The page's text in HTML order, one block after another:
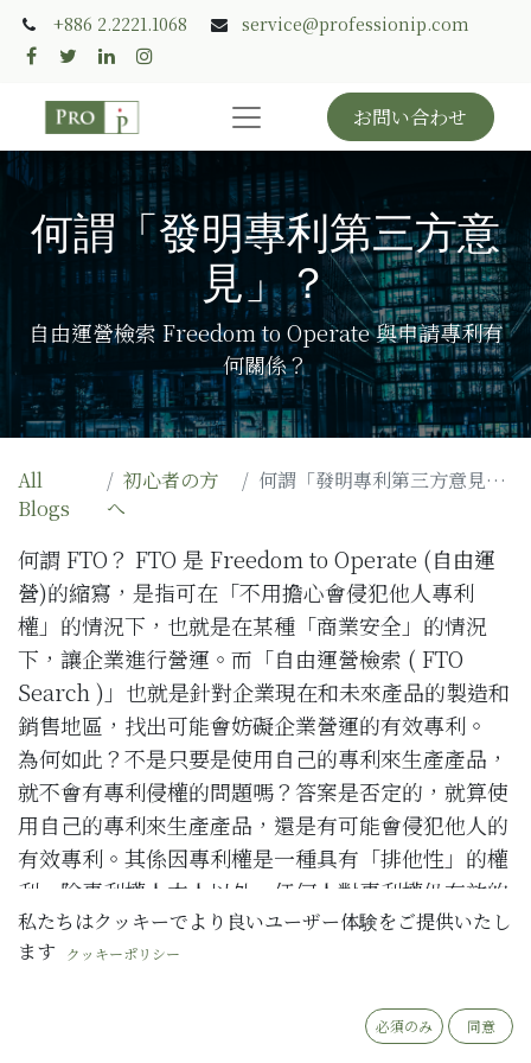
+886 2.2221.1068 service@professionip.com
お問い合わせ
何謂「發明專利第三方意
見」？
自由運營檢索 Freedom to Operate 與申請專利有
何關係？
All
Blogs
初心者の方
へ
何謂「發明專利第三方意見」？
何謂 FTO？ FTO 是 Freedom to Operate (自由運
營)的縮寫，是指可在「不用擔心會侵犯他人專利
權」的情況下，也就是在某種「商業安全」的情況
下，讓企業進行營運。而「自由運營檢索 ( FTO
Search )」也就是針對企業現在和未來產品的製造和
銷售地區，找出可能會妨礙企業營運的有效專利。
為何如此？不是只要是使用自己的專利來生產產品，
就不會有專利侵權的問題嗎？答案是否定的，就算使
用自己的專利來生產產品，還是有可能會侵犯他人的
有效專利。其係因專利權是一種具有「排他性」的權
利，除專利權人本人以外，任何人對專利權仍有效的
專利技術，都不得行使製造、為販賣之要約、販賣、
使用或為上述目的而進口該物之行為。
」是一種了解產品上市後或出
私たちはクッキーでより良いユーザー体験をご提供いたし
ます クッキーポリシー
必須のみ 同意